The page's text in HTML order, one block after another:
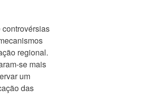
regional.
se mais
um
das